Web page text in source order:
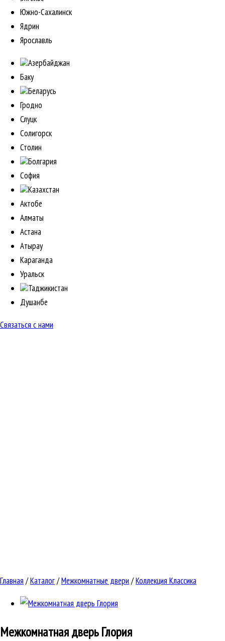
Южно-Сахалинск
Ядрин
Ярославль
Азербайджан
Баку
Беларусь
Гродно
Слуцк
Солигорск
Столин
Болгария
София
Казахстан
Актобе
Алматы
Астана
Атырау
Караганда
Уральск
Таджикистан
Душанбе
Связаться с нами
Главная /Каталог/Межкомнатные двери /Коллекция Классика
Межкомнатная дверь Глория